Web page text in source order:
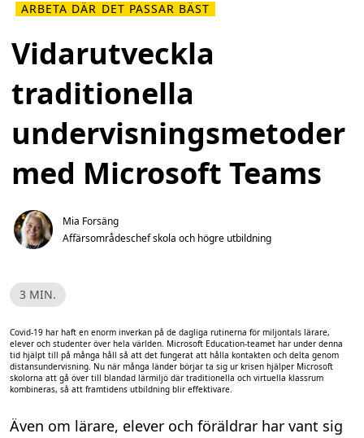
ARBETA DÄR DET PASSAR BÄST
Vidarutveckla
traditionella
undervisningsmetoder
med Microsoft Teams
Mia Forsäng
Affärsområdeschef skola och högre utbildning
L
ä
i
d
,
3
m
i
3 MIN.
Covid-19 har haft en enorm inverkan på de dagliga rutinerna för miljontals lärare,
elever och studenter över hela världen. Microsoft Education-teamet har under denna
tid hjälpt till på många håll så att det fungerat att hålla kontakten och delta genom
distansundervisning. Nu när många länder börjar ta sig ur krisen hjälper Microsoft
skolorna att gå över till blandad lärmiljö där traditionella och virtuella klassrum
kombineras, så att framtidens utbildning blir effektivare.
Även om lärare, elever och föräldrar har vant sig